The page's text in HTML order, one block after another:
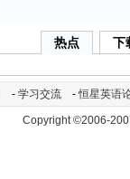
热点 下
- 学习交流 -恒星英语
Copyright ©2006-